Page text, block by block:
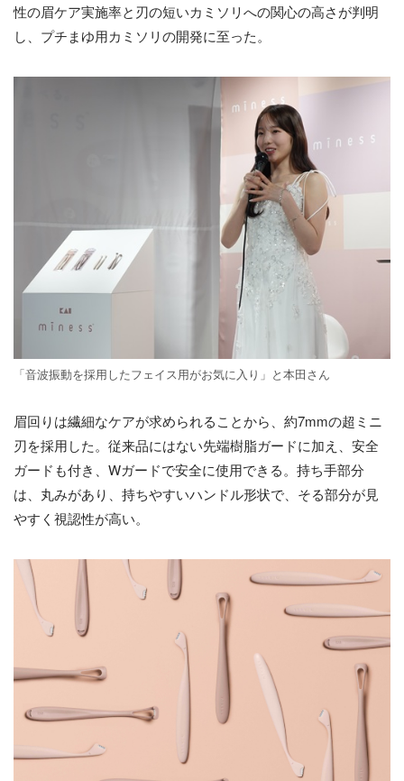
性の眉ケア実施率と刃の短いカミソリへの関心の高さが判明
し、プチまゆ用カミソリの開発に至った。
「音波振動を採用したフェイス用がお気に入り」と本田さん
眉回りは繊細なケアが求められることから、約7mmの超ミニ
刃を採用した。従来品にはない先端樹脂ガードに加え、安全
ガードも付き、Wガードで安全に使用できる。持ち手部分
は、丸みがあり、持ちやすいハンドル形状で、そる部分が見
やすく視認性が高い。